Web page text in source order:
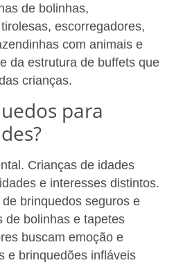
de bolinhas,
escorregadores,
com animais e
da estrutura de buffets que
crianças.
para
Crianças de idades
e interesses distintos.
brinquedos seguros e
de bolinhas e tapetes
buscam emoção e
e brinquedões infláveis